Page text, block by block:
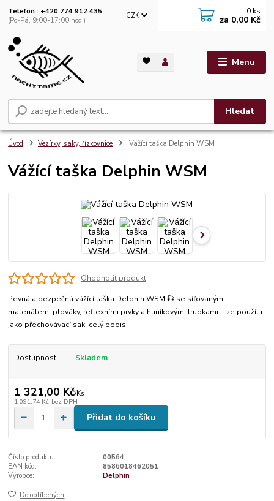
Menu
CZK
Hledat
Telefon : +420 774 912 435
(Po-Pá, 9:00-17:00 hod.)
0 ks
za 0,00 Kč
Úvod Vezírky, saky, řízkovnice Vážící taška Delphin WSM
Vážící taška Delphin WSM
Ohodnotit produkt
Pevná a bezpečná vážící taška Delphin WSM 🎣 se síťovaným
materiálem, plováky, reflexními prvky a hliníkovými trubkami. Lze použít i
jako přechovávací sak. celý popis
Dostupnost Skladem
1 321,00 Kč/Ks
1 091,74 Kč bez DPH
Přidat do košíku
Číslo produktu:
00564
EAN kód:
8586018462051
Výrobce:
Delphin
Do oblíbených